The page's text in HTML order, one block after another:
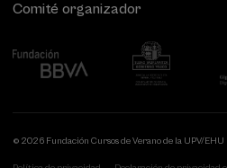
Comité organizador
© 2026 Fundación Cursos de Verano de la UPV/EHU